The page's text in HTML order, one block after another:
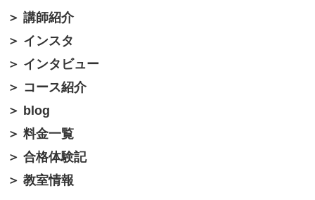
講師紹介
インスタ
インタビュー
コース紹介
blog
料金一覧
合格体験記
教室情報